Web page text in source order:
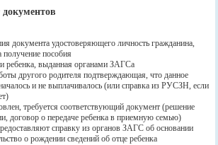
документа удостоверяющего личность гражданина,
пособия
ребенка, выданная органами ЗАГСа
другого родителя подтверждающая, что данное
и не выплачивалось (или справка из РУСЗН, если
требуется соответствующий документ (решение
договор о передаче ребенка в приемную семью)
справку из органов ЗАГС об основании
о рождении сведений об отце ребенка